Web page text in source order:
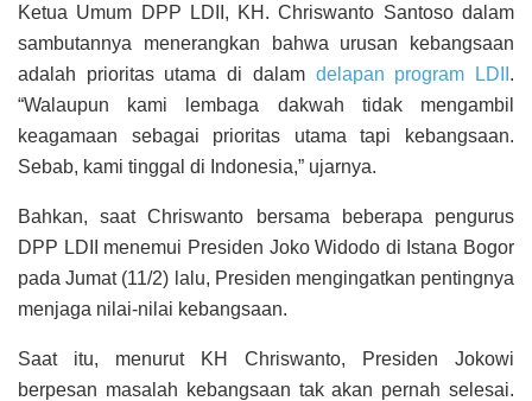
Ketua Umum DPP LDII, KH. Chriswanto Santoso dalam
sambutannya menerangkan bahwa urusan kebangsaan
adalah prioritas utama di dalam delapan program LDII .
“Walaupun kami lembaga dakwah tidak mengambil
keagamaan sebagai prioritas utama tapi kebangsaan.
Sebab, kami tinggal di Indonesia,” ujarnya.
Bahkan, saat Chriswanto bersama beberapa pengurus
DPP LDII menemui Presiden Joko Widodo di Istana Bogor
pada Jumat (11/2) lalu, Presiden mengingatkan pentingnya
menjaga nilai-nilai kebangsaan.
Saat itu, menurut KH Chriswanto, Presiden Jokowi
berpesan masalah kebangsaan tak akan pernah selesai.